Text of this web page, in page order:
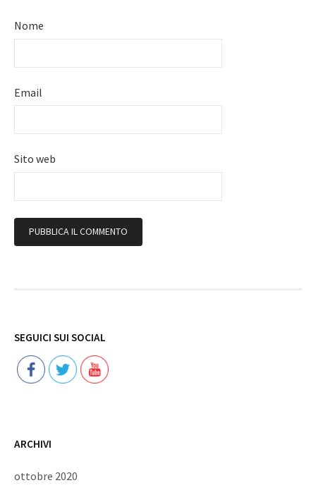
Nome
Email
Sito web
SEGUICI SUI SOCIAL
ARCHIVI
ottobre 2020